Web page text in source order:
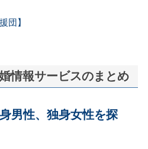
団】
情報サービスのまとめ
男性、独身女性を探